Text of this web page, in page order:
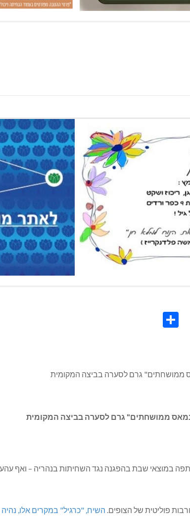
ממושחתים" גרם לסערה בביצה המקומית
ממושחתים" גרם לסערה בביצה המקומית
במוצאי שבת בהפגנה נגד השחיתות בנהריה – ואף
פוליטית של הצופים. השיח, "כרגיל" במקרים אלו,